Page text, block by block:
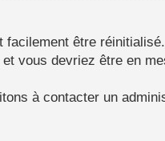
être
vous devriez être en
à contacter un